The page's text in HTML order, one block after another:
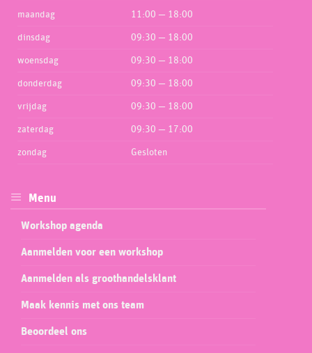
maandag 11:00 — 18:00
dinsdag 09:30 — 18:00
woensdag 09:30 — 18:00
donderdag 09:30 — 18:00
vrijdag 09:30 — 18:00
zaterdag 09:30 — 17:00
zondag Gesloten
Menu
Workshop agenda
Aanmelden voor een workshop
Aanmelden als groothandelsklant
Maak kennis met ons team
Beoordeel ons